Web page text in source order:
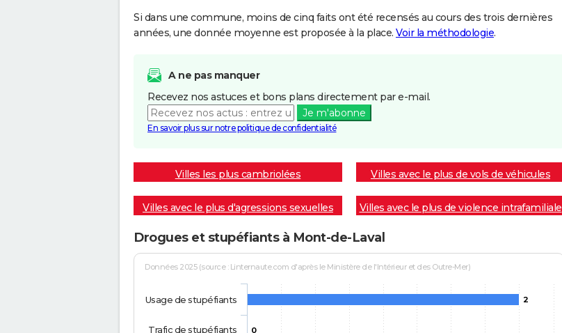
Si dans une commune, moins de cinq faits ont été recensés au cours des trois dernières
années, une donnée moyenne est proposée à la place. Voir la méthodologie.
A ne pas manquer
Recevez nos astuces et bons plans directement par e-mail.
Je m'abonne
En savoir plus sur notre politique de confidentialité
Villes les plus cambriolées Villes avec le plus de vols de véhicules
Villes avec le plus d'agressions sexuelles Villes avec le plus de violence intrafamiliale
Drogues et stupéfiants à Mont-de-Laval
Données 2025 (source : Linternaute.com d'après le Ministère de l'Intérieur et des Outre-Mer)
2
0
Usage de stupéfiants
Trafic de stupéfiants